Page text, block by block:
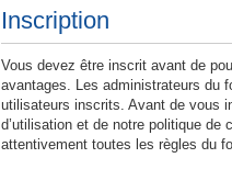
Inscription
Vous devez être inscrit avant de
avantages. Les administrateurs du
utilisateurs inscrits. Avant de vous
d’utilisation et de notre politique de
attentivement toutes les règles du